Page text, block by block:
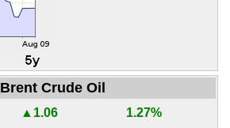
Brent Crude Oil
▲1.06 1.27%